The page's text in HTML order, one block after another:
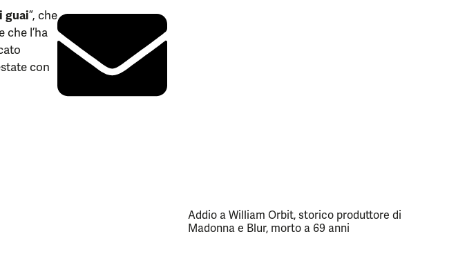
guai”, che
che l’ha
con
Addio a William Orbit, storico produttore di
Madonna e Blur, morto a 69 anni